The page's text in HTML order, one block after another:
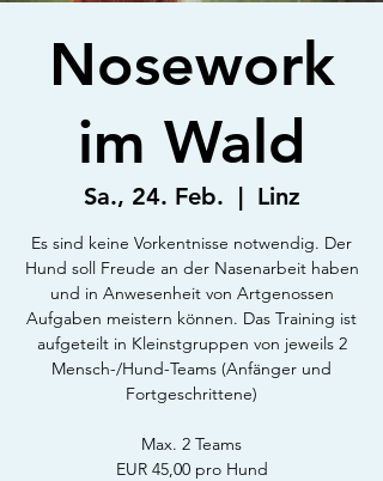
Nosework
im Wald
Sa., 24. Feb.
  |
Linz
Es sind keine Vorkentnisse notwendig. Der
Hund soll Freude an der Nasenarbeit haben
und in Anwesenheit von Artgenossen
Aufgaben meistern können. Das Training ist
aufgeteilt in Kleinstgruppen von jeweils 2
Mensch-/Hund-Teams (Anfänger und
Fortgeschrittene)
Max. 2 Teams
EUR 45,00 pro Hund